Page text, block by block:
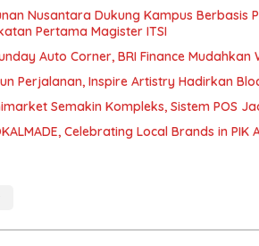
Nusantara Dukung Kampus Berbasis
Pertama Magister ITSI
Auto Corner, BRI Finance
Perjalanan, Inspire Artistry Hadirkan
Semakin Kompleks, Sistem POS
Celebrating Local Brands in PIK